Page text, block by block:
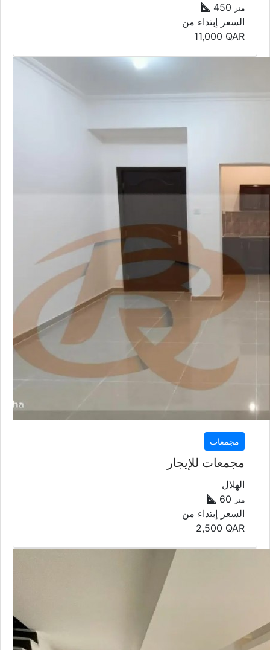
450 متر
السعر إبتداء من
11,000 QAR
مجمعات
مجمعات للإيجار
الهلال
60 متر
السعر إبتداء من
2,500 QAR